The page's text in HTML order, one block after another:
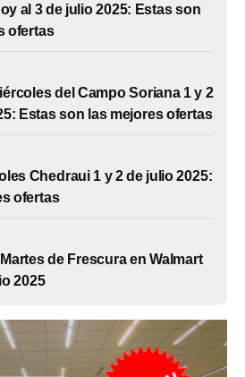
al 3 de julio 2025: Estas son
ofertas
del Campo Soriana 1 y 2
Estas son las mejores ofertas
Chedraui 1 y 2 de julio 2025:
ofertas
de Frescura en Walmart
2025